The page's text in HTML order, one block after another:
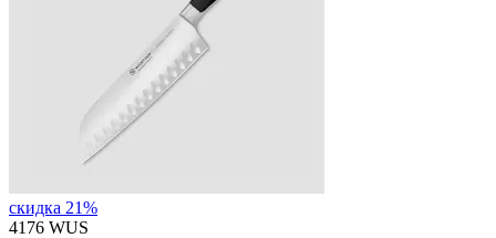
скидка 21%
4176 WUS